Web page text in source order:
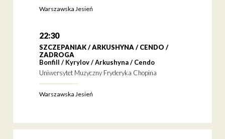
Warszawska Jesień
22:30
SZCZEPANIAK / ARKUSHYNA / CENDO /
ZADROGA
Bonfill / Kyrylov / Arkushyna / Cendo
Uniwersytet Muzyczny Fryderyka Chopina
Warszawska Jesień